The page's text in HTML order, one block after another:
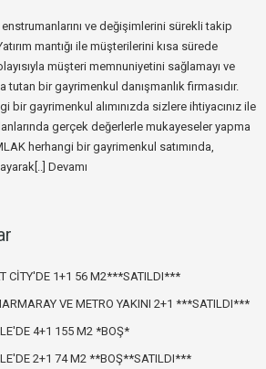
ve değişimlerini sürekli takip
mantığı ile müşterilerini kısa sürede
müşteri memnuniyetini sağlamayı ve
tutan bir gayrimenkul danışmanlık firmasıdır.
bir gayrimenkul alımınızda sizlere ihtiyacınız ile
gerçek değerlerle mukayeseler yapma
herhangi bir gayrimenkul satımında,
Devamı
CİTY'DE 1+1 56 M2***SATILDI***
VE METRO YAKINI 2+1 ***SATILDI***
4+1 155 M2 *BOŞ*
2+1 74 M2 **BOŞ**SATILDI***